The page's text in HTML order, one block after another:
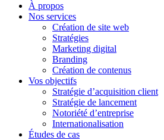
À propos
Nos services
Création de site web
Stratégies
Marketing digital
Branding
Création de contenus
Vos objectifs
Stratégie d’acquisition client
Stratégie de lancement
Notoriété d’entreprise
Internationalisation
Études de cas